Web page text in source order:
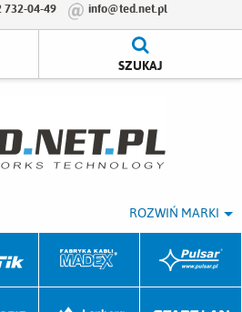
732-04-49 info@ted.net.pl
SZUKAJ
ROZWIŃ MARKI